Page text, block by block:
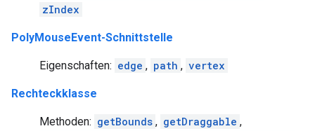
zIndex
PolyMouseEvent-Schnittstelle
Eigenschaften: edge , path , vertex
Rechteckklasse
Methoden: getBounds , getDraggable ,